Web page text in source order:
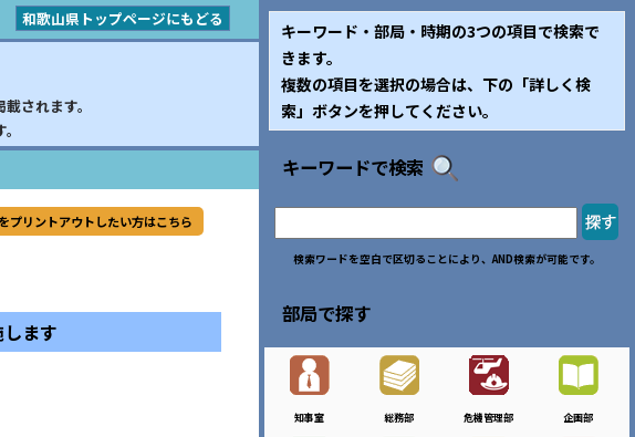
和歌山県トップページにもどる
されます。
プリントアウトしたい方はこちら
ます
キーワード・部局・時期の3つの項目で検索で
きます。
複数の項目を選択の場合は、下の「詳しく検
索」ボタンを押してください。
キーワードで検索
検索ワードを空白で区切ることにより、AND検索が可能です。
部局で探す
知事室 総務部 危機管理部 企画部